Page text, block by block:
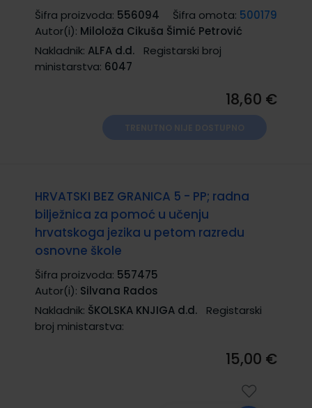
Šifra proizvoda: 556094 Šifra omota: 500179
Autor(i): Miloloža Cikuša Šimić Petrović
Nakladnik: ALFA d.d.
Registarski broj
ministarstva: 6047
18,60 €
HRVATSKI BEZ GRANICA 5 - PP; radna
bilježnica za pomoć u učenju
hrvatskoga jezika u petom razredu
osnovne škole
Šifra proizvoda: 557475
Autor(i): Silvana Rados
Nakladnik: ŠKOLSKA KNJIGA d.d.
Registarski
broj ministarstva:
15,00 €